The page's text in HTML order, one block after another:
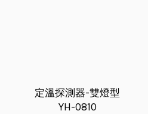
定溫探測器-雙燈型
YH-0810